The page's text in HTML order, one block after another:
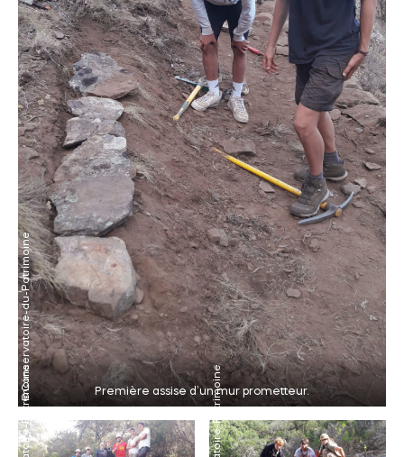
Première assise d’un mur prometteur.